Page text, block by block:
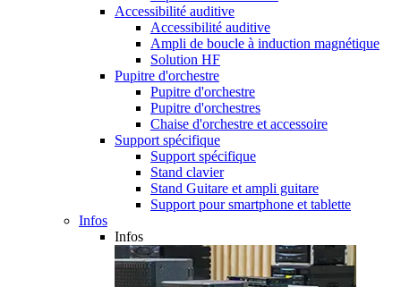
Accessibilité auditive
Accessibilité auditive
Ampli de boucle à induction magnétique
Solution HF
Pupitre d'orchestre
Pupitre d'orchestre
Pupitre d'orchestres
Chaise d'orchestre et accessoire
Support spécifique
Support spécifique
Stand clavier
Stand Guitare et ampli guitare
Support pour smartphone et tablette
Infos
Infos